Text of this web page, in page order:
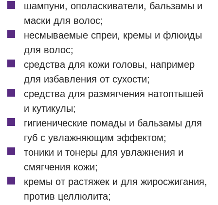
шампуни, ополаскиватели, бальзамы и
маски для волос;
несмываемые спреи, кремы и флюиды
для волос;
средства для кожи головы, например
для избавления от сухости;
средства для размягчения натоптышей
и кутикулы;
гигиенические помады и бальзамы для
губ с увлажняющим эффектом;
тоники и тонеры для увлажнения и
смягчения кожи;
кремы от растяжек и для жиросжигания,
против целлюлита;